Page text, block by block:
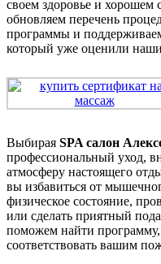
своем здоровье и хорошем
обновляем перечень
программы и
который уже оценили
Выбирая SPA салон
профессиональный уход,
атмосферу настоящего
вы избавиться от
физическое состояние,
или сделать приятный
поможем найти программу,
соответствовать вашим